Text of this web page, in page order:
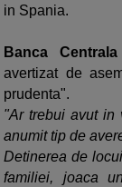
in Spania.
Banca
avertizat de
prudenta".
"Ar trebui avut in
anumit tip de
Detinerea de
familiei, joaca